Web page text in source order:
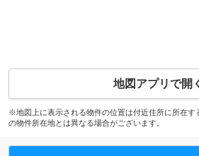
地図アプリで開
※地図上に表示される物件の位置は付近住所に所在す
の物件所在地とは異なる場合がございます。